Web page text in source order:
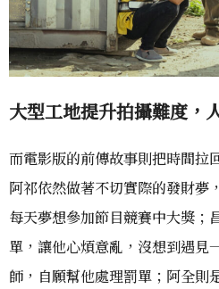
大型工地提升拍攝難度，
而電影版的前傳故事則把時間拉
阿祁依然做著不切實際的發財夢
每天夢想參加節目競賽中大獎；
單，讓他心煩意亂，沒想到遇見
師，自願幫他處理罰單；阿全則